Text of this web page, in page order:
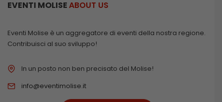
EVENTI MOLISEABOUT US
Eventi Molise è un aggregatore di eventi della nostra regione.
Contribuisci al suo sviluppo!
In un posto non ben precisato del Molise!
info@eventimolise.it